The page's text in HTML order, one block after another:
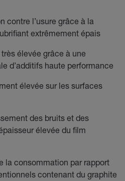
contre l’usure grâce à la
extrêmement épais
élevée grâce à une
d’additifs haute performance
élevée sur les surfaces
des bruits et des
élevée du film
la consommation par rapport
contenant du graphite